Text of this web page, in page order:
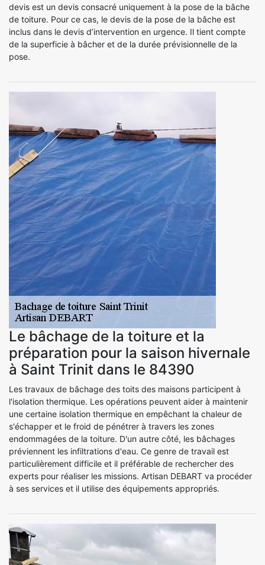
devis est un devis consacré uniquement à la pose de la bâche
de toiture. Pour ce cas, le devis de la pose de la bâche est
inclus dans le devis d’intervention en urgence. Il tient compte
de la superficie à bâcher et de la durée prévisionnelle de la
pose.
Le bâchage de la toiture et la
préparation pour la saison hivernale
à Saint Trinit dans le 84390
Les travaux de bâchage des toits des maisons participent à
l'isolation thermique. Les opérations peuvent aider à maintenir
une certaine isolation thermique en empêchant la chaleur de
s'échapper et le froid de pénétrer à travers les zones
endommagées de la toiture. D'un autre côté, les bâchages
préviennent les infiltrations d'eau. Ce genre de travail est
particulièrement difficile et il préférable de rechercher des
experts pour réaliser les missions. Artisan DEBART va procéder
à ses services et il utilise des équipements appropriés.